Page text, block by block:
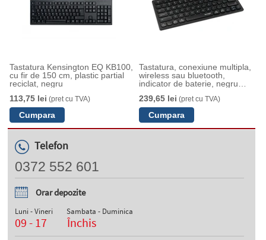
Tastatura Kensington EQ KB100,
cu fir de 150 cm, plastic partial
reciclat, negru
113,75 lei (pret cu TVA)
Tastatura, conexiune multipla,
wireless sau bluetooth,
indicator de baterie, negru
239,65 lei (pret cu TVA)
Telefon
0372 552 601
Orar depozite
Luni - Vineri
09 - 17
Sambata - Duminica
Închis